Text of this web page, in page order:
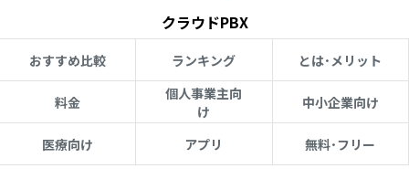
クラウドPBX
おすすめ比較 ランキング とは･メリット
料金
個人事業主向
け
中小企業向け
医療向け アプリ 無料･フリー